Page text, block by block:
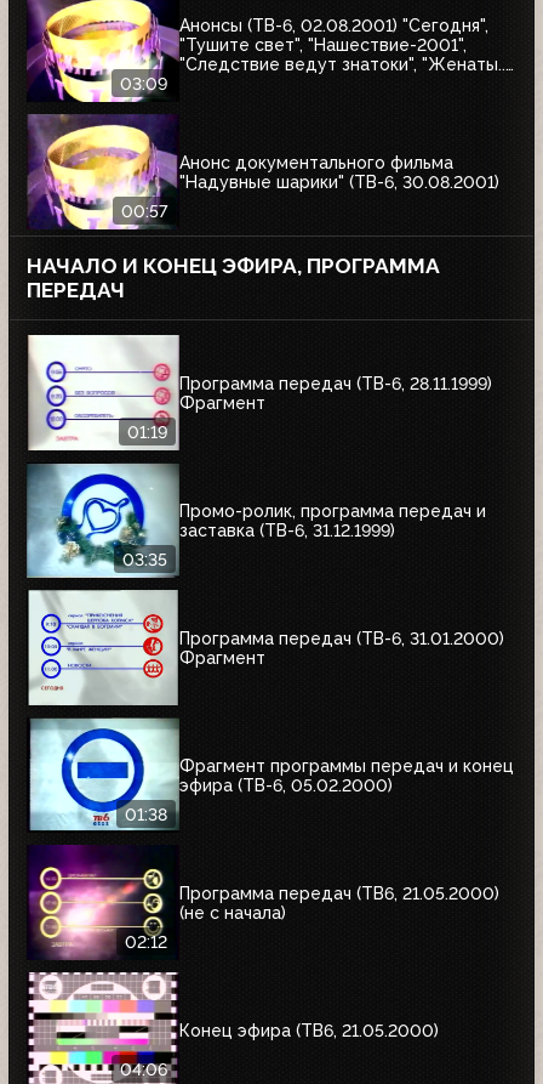
03:09
Анонсы (ТВ-6, 02.08.2001) "Сегодня",
"Тушите свет", "Нашествие-2001",
"Следствие ведут знатоки", "Женаты...
00:57
Анонс документального фильма
"Надувные шарики" (ТВ-6, 30.08.2001)
НАЧАЛО И КОНЕЦ ЭФИРА, ПРОГРАММА
ПЕРЕДАЧ
01:19
Программа передач (ТВ-6, 28.11.1999)
Фрагмент
03:35
Промо-ролик, программа передач и
заставка (ТВ-6, 31.12.1999)
Программа передач (ТВ-6, 31.01.2000)
Фрагмент
01:38
Фрагмент программы передач и конец
эфира (ТВ-6, 05.02.2000)
02:12
Программа передач (ТВ6, 21.05.2000)
(не с начала)
04:06
Конец эфира (ТВ6, 21.05.2000)